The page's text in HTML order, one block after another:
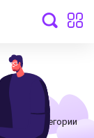
по категории